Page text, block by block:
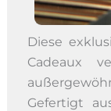
Diese
Cadeaux
Gefertigt